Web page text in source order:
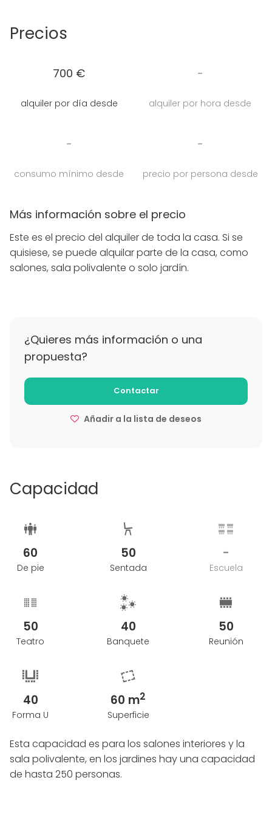
lugar uno de los más acogedores y bellos de todo el
Totalmente preparada para cualquier tipo de
Precios
700 €
alquiler por día desde
-
alquiler por hora desde
-
consumo mínimo desde
-
precio por persona desde
Más información sobre el precio
Este es el precio del alquiler de toda la casa. Si se
quisiese, se puede alquilar parte de la casa, como
salones, sala polivalente o solo jardín.
¿Quieres más información o una
propuesta?
Contactar
Añadir a la lista de deseos
Capacidad
60
De pie
50
Sentada
-
Escuela
50
Teatro
40
Banquete
50
Reunión
40
Forma U
60 m2
Superficie
Esta capacidad es para los salones interiores y la
sala polivalente, en los jardines hay una capacidad
de hasta 250 personas.